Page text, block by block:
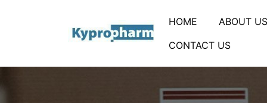
HOME
ABOUT
CONTACT US